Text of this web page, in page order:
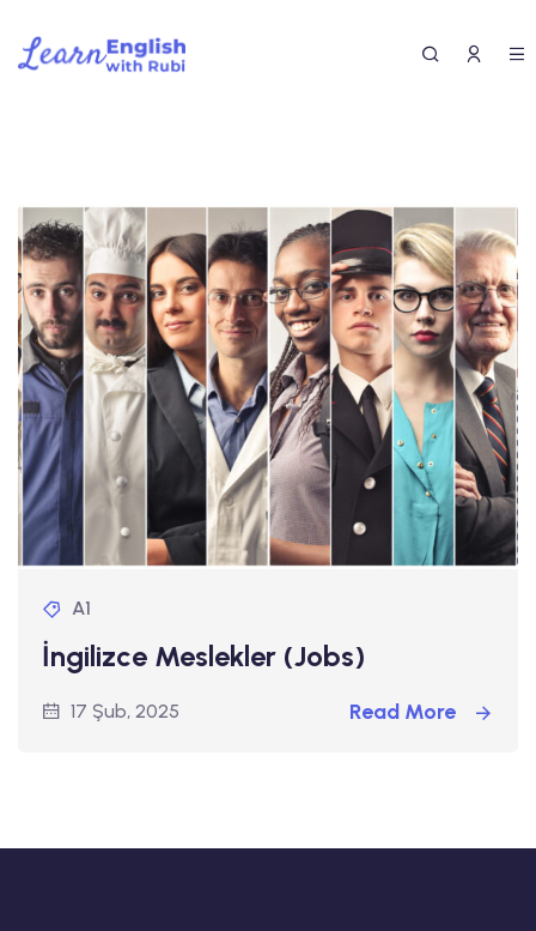
A1
İngilizce Meslekler (Jobs)
17 Şub, 2025 Read More